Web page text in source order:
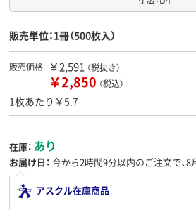
販売単位：1冊（500枚入）
販売価格 ￥2,591 （税抜き）
￥2,850 （税込）
1枚あたり￥5.7
在庫： あり
お届け日： 今から2時間9分以内のご注文で、8
アスクル在庫商品